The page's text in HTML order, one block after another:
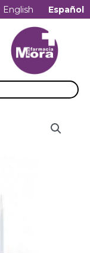
English Español